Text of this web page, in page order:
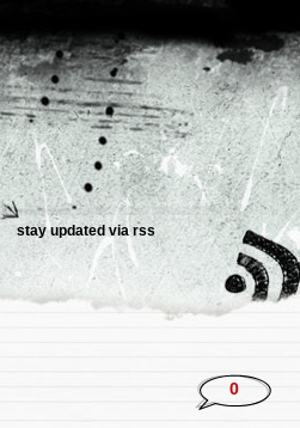
stay updated viarss
0